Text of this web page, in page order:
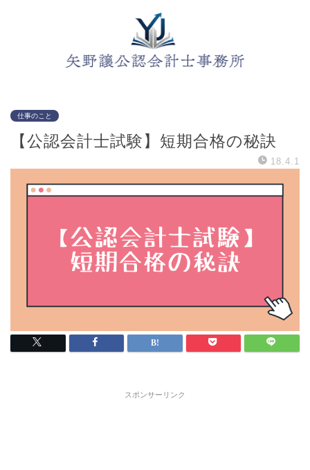
仕事のこと
【公認会計士試験】短期合格の秘訣
18.4.1
スポンサーリンク